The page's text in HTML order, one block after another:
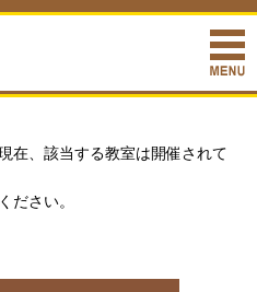
在、該当する教室は開催されて
ださい。